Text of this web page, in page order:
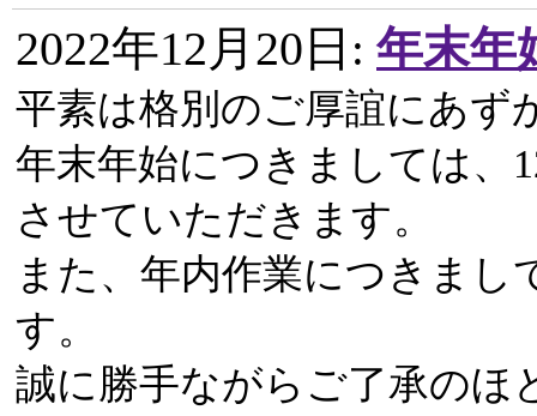
2022年12月20日 : 年末年
平素は格別のご厚誼にあず
年末年始につきましては、
させていただきます。
また、年内作業につきまし
す。
誠に勝手ながらご了承のほ